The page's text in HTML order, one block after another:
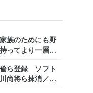
族のためにも野
ってより一層頑
ら登録 ソフト
尚将ら抹消／２